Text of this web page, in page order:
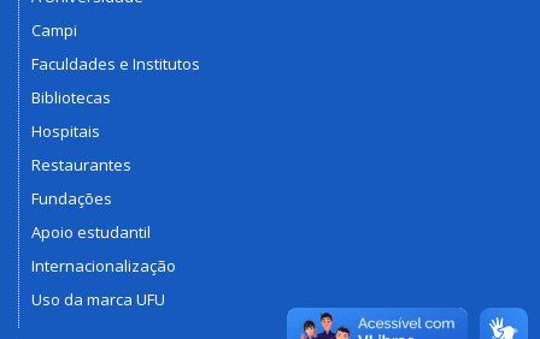
Campi
Faculdades e Institutos
Bibliotecas
Hospitais
Restaurantes
Fundações
Apoio estudantil
Internacionalização
Uso da marca UFU